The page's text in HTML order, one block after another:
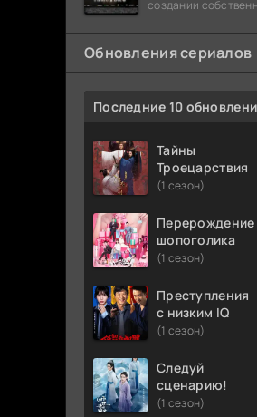
создании
долларов. Однако,
Обновления сериалов
Последние 10
Тайны
Троецарствия
(1 сезон)
Перерождение
шопоголика
(1 сезон)
Преступления
с низким IQ
(1 сезон)
Следуй
сценарию!
(1 сезон)